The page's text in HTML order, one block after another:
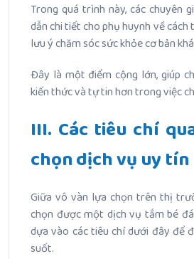
Trong quá trình này, các chuyên
dẫn chi tiết cho phụ huynh về cách
lưu ý chăm sóc sức khỏe cơ bản
Đây là một điểm cộng lớn, giúp
kiến thức và tự tin hơn trong việc
III. Các tiêu chí
chọn dịch vụ uy tín
Giữa vô vàn lựa chọn trên thị
chọn được một dịch vụ tắm bé
dựa vào các tiêu chí dưới đây để
suốt.